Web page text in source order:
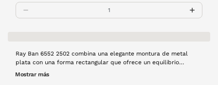
Ray Ban 6552 2502 combina una elegante montura de metal
plata con una forma rectangular que ofrece un equilibrio
perfecto entre estilo y comodidad. Estas gafas de vista
Mostrar más